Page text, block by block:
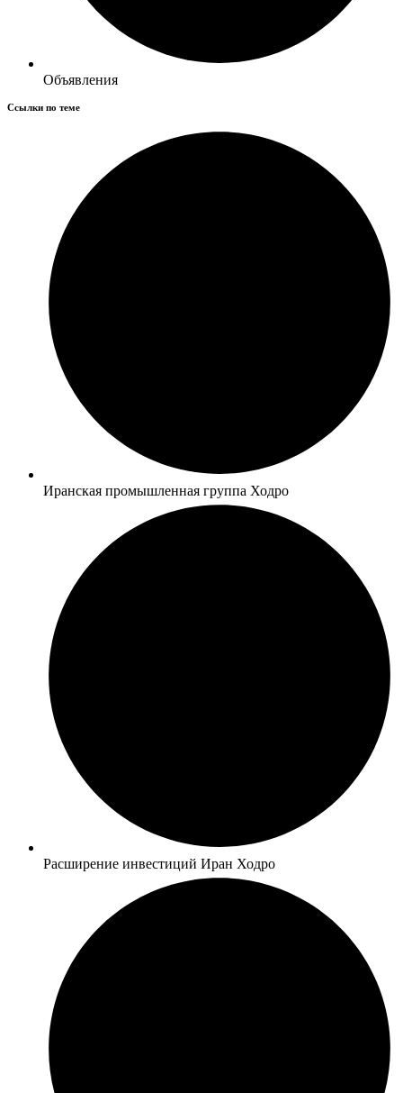
Объявления
Ссылки по теме
Иранская промышленная группа Ходро
Расширение инвестиций Иран Ходро